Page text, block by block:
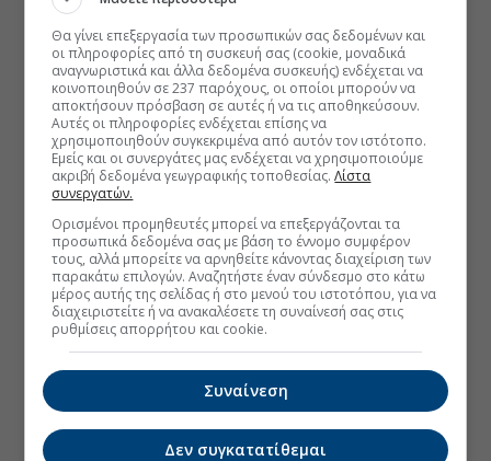
Θα γίνει επεξεργασία των προσωπικών σας δεδομένων και
οι πληροφορίες από τη συσκευή σας (cookie, μοναδικά
αναγνωριστικά και άλλα δεδομένα συσκευής) ενδέχεται να
κοινοποιηθούν σε 237 παρόχους, οι οποίοι μπορούν να
αποκτήσουν πρόσβαση σε αυτές ή να τις αποθηκεύσουν.
Αυτές οι πληροφορίες ενδέχεται επίσης να
χρησιμοποιηθούν συγκεκριμένα από αυτόν τον ιστότοπο.
Εμείς και οι συνεργάτες μας ενδέχεται να χρησιμοποιούμε
ακριβή δεδομένα γεωγραφικής τοποθεσίας.Λίστα
συνεργατών.
Ορισμένοι προμηθευτές μπορεί να επεξεργάζονται τα
προσωπικά δεδομένα σας με βάση το έννομο συμφέρον
τους, αλλά μπορείτε να αρνηθείτε κάνοντας διαχείριση των
παρακάτω επιλογών. Αναζητήστε έναν σύνδεσμο στο κάτω
μέρος αυτής της σελίδας ή στο μενού του ιστοτόπου, για να
διαχειριστείτε ή να ανακαλέσετε τη συναίνεσή σας στις
ρυθμίσεις απορρήτου και cookie.
Συναίνεση
Δεν συγκατατίθεμαι